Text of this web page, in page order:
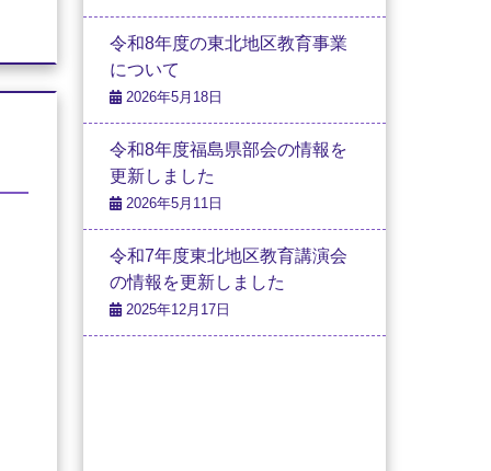
令和8年度の東北地区教育事業
について
2026年5月18日
令和8年度福島県部会の情報を
更新しました
2026年5月11日
令和7年度東北地区教育講演会
の情報を更新しました
2025年12月17日